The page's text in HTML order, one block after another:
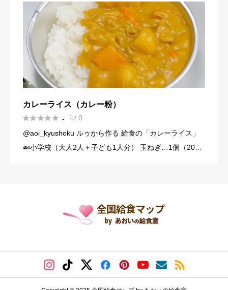
カレーライス（カレー粉）
 -  0
@aoi_kyushoku ルゥから作る 給食の「カレーライス」
🍛小学校（大人2人＋子ども1人分） 玉ねぎ…1個（200